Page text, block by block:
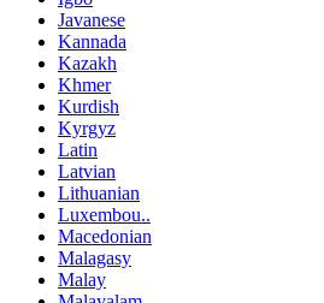
Javanese
Kannada
Kazakh
Khmer
Kurdish
Kyrgyz
Latin
Latvian
Lithuanian
Luxembou..
Macedonian
Malagasy
Malay